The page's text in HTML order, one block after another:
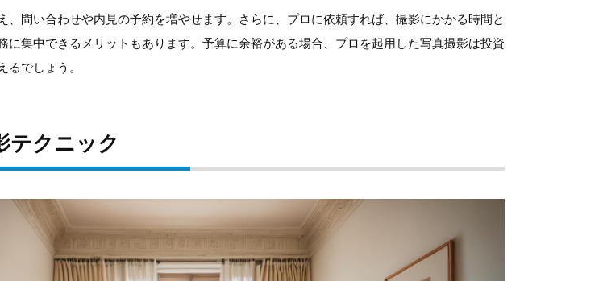
、問い合わせや内見の予約を増やせます。さらに、プロに依頼すれば、撮影にかかる時間と
に集中できるメリットもあります。予算に余裕がある場合、プロを起用した写真撮影は投資
るでしょう。
テクニック